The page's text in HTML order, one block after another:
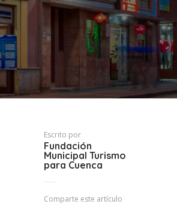
Escrito por
Fundación
Municipal Turismo
para Cuenca
Comparte este artículo